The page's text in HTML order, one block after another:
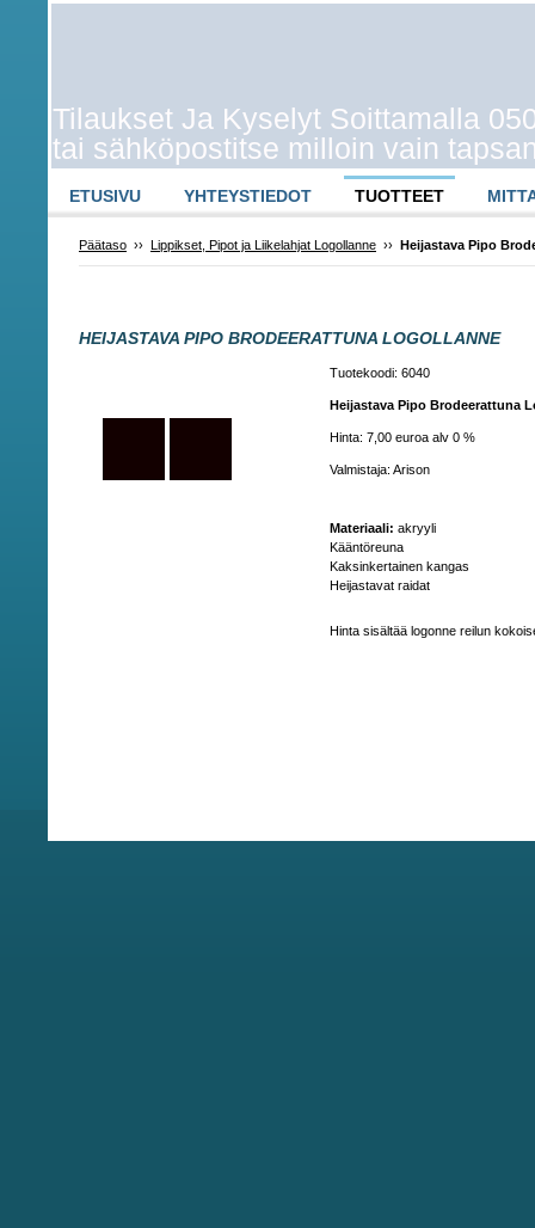
Tilaukset Ja Kyselyt Soittamalla
tai sähköpostitse milloin vain
ETUSIVU YHTEYSTIEDOT TUOTTEET
Päätaso ›› Lippikset, Pipot ja Liikelahjat Logollanne ›› Heijastava Pipo
HEIJASTAVA PIPO BRODEERATTUNA LOGOLLANNE
Tuotekoodi: 6040
Heijastava Pipo Brodeerattuna
Hinta: 7,00 euroa alv 0 %
Valmistaja: Arison
Materiaali: akryyli
Kääntöreuna
Kaksinkertainen kangas
Heijastavat raidat
Hinta sisältää logonne reilun